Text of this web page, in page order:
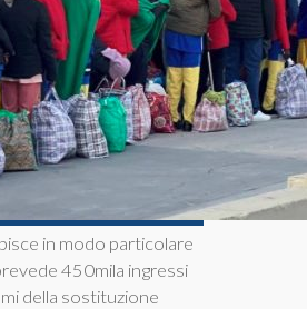
in modo particolare
450mila ingressi
della sostituzione